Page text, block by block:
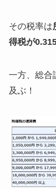
その税率は
得税が
一方、総合
及ぶ！